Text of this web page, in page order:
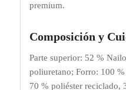
premium.
Composición y
Parte superior: 52 %
poliuretano; Forro: 100
70 % poliéster reciclado,